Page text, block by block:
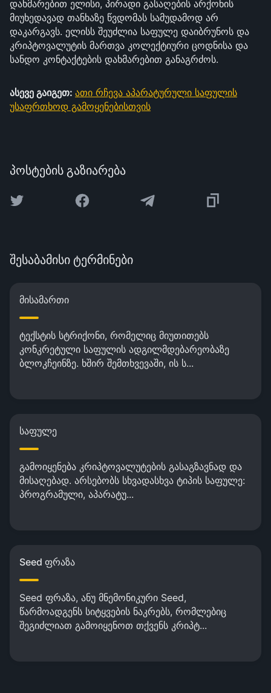
დახმარებით ელისი, პირადი გასაღების არქონის
მიუხედავად თანხაზე წვდომას სამუდამოდ არ
დაკარგავს. ელისს შეუძლია საფულე დაიბრუნოს და
კრიპტოვალუტის მართვა კოლექტიური ცოდნისა და
სანდო კონტაქტების დახმარებით განაგრძოს.
ასევე გაიგეთ: ათი რჩევა აპარატურული საფულის
უსაფრთხოდ გამოყენებისთვის
პოსტების გაზიარება
შესაბამისი ტერმინები
მისამართი
ტექსტის სტრიქონი, რომელიც მიუთითებს
კონკრეტული საფულის ადგილმდებარეობაზე
ბლოკჩეინზე. ხშირ შემთხვევაში, ის ს...
საფულე
გამოიყენება კრიპტოვალუტების გასაგზავნად და
მისაღებად. არსებობს სხვადასხვა ტიპის საფულე:
პროგრამული, აპარატუ...
Seed ფრაზა
Seed ფრაზა, ანუ მნემონიკური Seed,
წარმოადგენს სიტყვების ნაკრებს, რომლებიც
შეგიძლიათ გამოიყენოთ თქვენს კრიპტ...